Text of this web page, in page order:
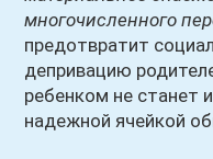
многочисленного
предотвратит
депривацию
ребенком не станет
надежной ячейкой